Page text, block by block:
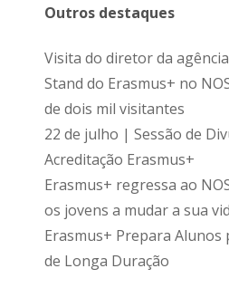
Outros destaques
Visita do diretor da
Stand do Erasmus+ no
de dois mil visitantes
22 de julho | Sessão de
Acreditação Erasmus+
Erasmus+ regressa ao
os jovens a mudar a sua
Erasmus+ Prepara Alunos
de Longa Duração